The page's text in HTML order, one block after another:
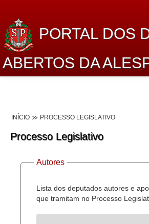
PORTAL DOS
ABERTOS DA
Lei de Acesso à Informação
Dados Governamentais Abertos
Planejamento
Catálogo de dados
INÍCIO PROCESSO LEGISLATIVO
Processo Legislativo
Autores
Lista dos deputados autores e
que tramitam no Processo